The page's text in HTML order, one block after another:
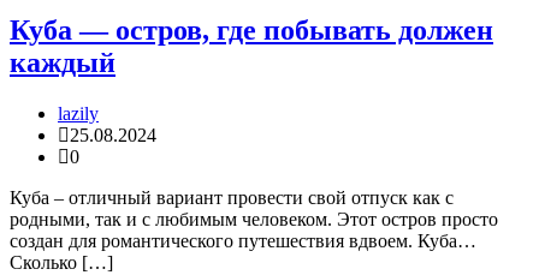
Куба — остров, где побывать должен
каждый
lazily
25.08.2024
0
Куба – отличный вариант провести свой отпуск как с
родными, так и с любимым человеком. Этот остров просто
создан для романтического путешествия вдвоем. Куба…
Сколько […]